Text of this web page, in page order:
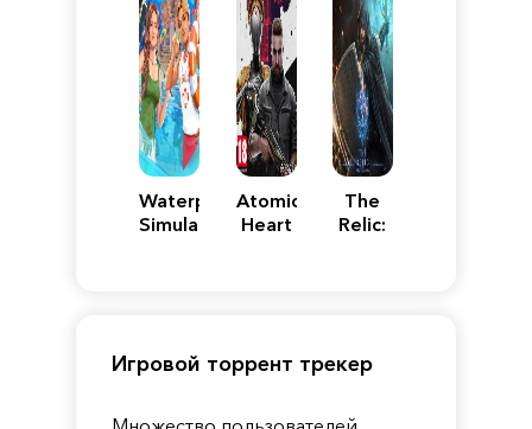
Waterpark
Simulator
Atomic
Heart
The
Relic:
Игровой торрент трекер